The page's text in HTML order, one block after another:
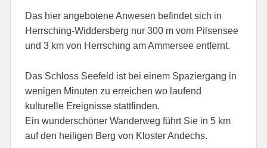
Das hier angebotene Anwesen befindet sich in
Herrsching-Widdersberg nur 300 m vom Pilsensee
und 3 km von Herrsching am Ammersee entfernt.
Das Schloss Seefeld ist bei einem Spaziergang in
wenigen Minuten zu erreichen wo laufend
kulturelle Ereignisse stattfinden.
Ein wunderschöner Wanderweg führt Sie in 5 km
auf den heiligen Berg von Kloster Andechs.